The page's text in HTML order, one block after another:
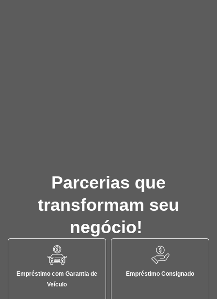
Parcerias que
transformam seu
negócio!
Empréstimo com Garantia de
Veículo
Empréstimo Consignado